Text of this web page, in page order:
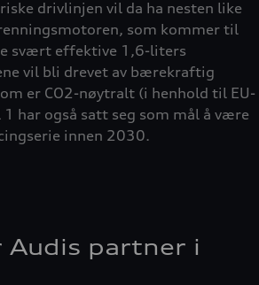
drivlinjen vil da ha nesten like
som kommer til
svært effektive 1,6-liters
vil bli drevet av bærekraftig
er CO2-nøytralt (i henhold til EU-
har også satt seg som mål å være
innen 2030.
Audis partner i